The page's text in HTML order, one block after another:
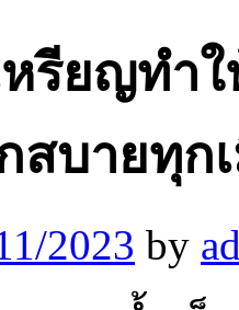
รียญทำ
สบายทุก
2023 by